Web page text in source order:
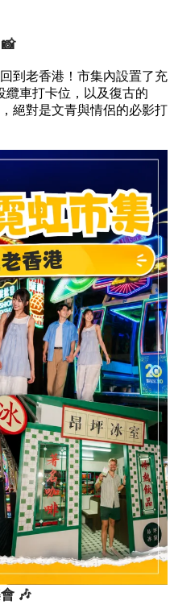
到老香港！市集內設置了充
纜車打卡位，以及復古的
絕對是文青與情侶的必影打
🎶